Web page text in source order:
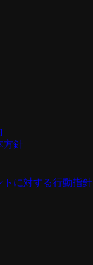
方針
トに対する行動指針